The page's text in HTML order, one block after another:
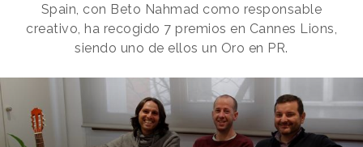
Spain, con Beto Nahmad como responsable
creativo, ha recogido 7 premios en Cannes Lions,
siendo uno de ellos un Oro en PR.